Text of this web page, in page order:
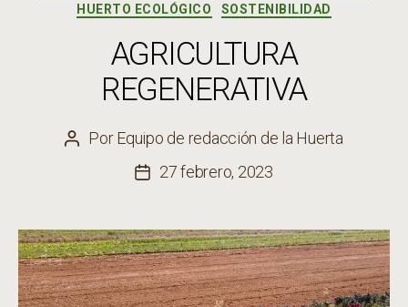
HUERTO ECOLÓGICO
SOSTENIBILIDAD
AGRICULTURA
REGENERATIVA
Autor
PorEquipo de redacción de la Huerta
Fecha
entrada
27 febrero, 2023